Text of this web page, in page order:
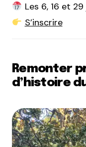
Les 6, 16 et
S’inscrire
Remonter
d’histoire